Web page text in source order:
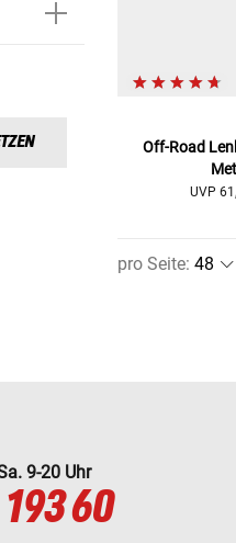
Off-Road
UVP
pro Seite:
9-20 Uhr
60